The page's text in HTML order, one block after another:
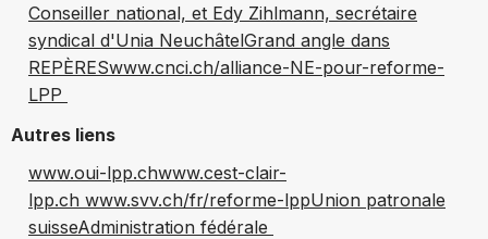
Conseiller national, et Edy Zihlmann, secrétaire
syndical d'Unia NeuchâtelGrand angle dans
REPÈRESwww.cnci.ch/alliance-NE-pour-reforme-
LPP
Autres liens
www.oui-lpp.chwww.cest-clair-
lpp.ch www.svv.ch/fr/reforme-lppUnion patronale
suisseAdministration fédérale